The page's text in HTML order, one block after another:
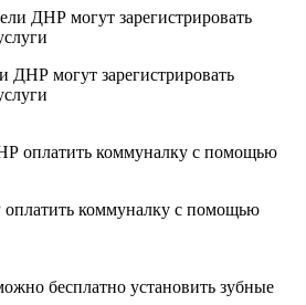
могут зарегистрировать
коммуналку с помощью